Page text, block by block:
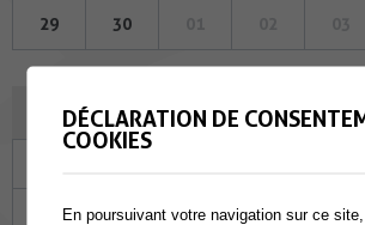
29 30
OCTOBRE 2025
30 01 02 03
DÉCLARATION DE
COOKIES
En poursuivant votre navigation sur ce